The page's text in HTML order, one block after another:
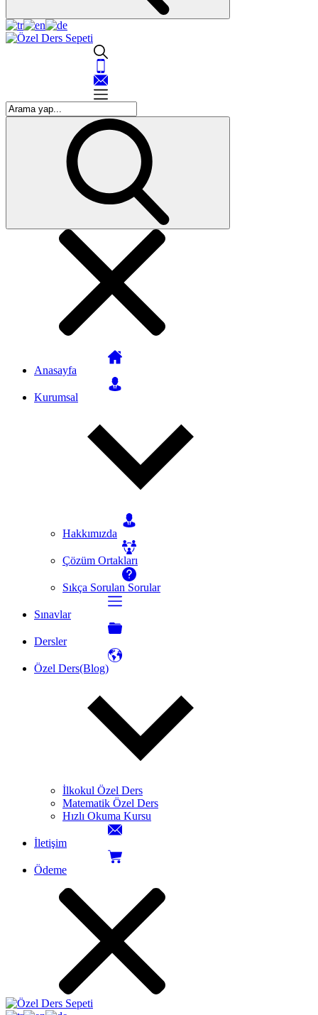
Anasayfa
Kurumsal
Hakkımızda
Çözüm Ortakları
Sıkça Sorulan Sorular
Sınavlar
Dersler
Özel Ders(Blog)
İlkokul Özel Ders
Matematik Özel Ders
Hızlı Okuma Kursu
İletişim
Ödeme